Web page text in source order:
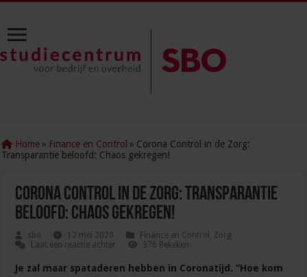
Home » Finance en Control » Corona Control in de Zorg:
Transparantie beloofd: Chaos gekregen!
Corona Control in de Zorg: Transparantie
beloofd: Chaos gekregen!
sbo 12 mei 2020 Finance en Control , Zorg
Laat een reactie achter
376 Bekeken
Je zal maar spataderen hebben in Coronatijd. “Hoe kom